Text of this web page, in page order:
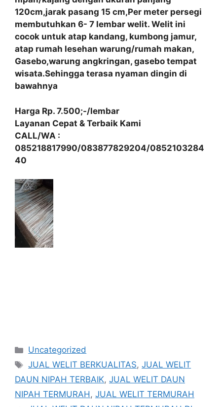
120cm,jarak pasang 15 cm,Per meter persegi
membutuhkan 6- 7 lembar welit. Welit ini
cocok untuk atap kandang, kumbong jamur,
atap rumah lesehan warung/rumah makan,
Gasebo,warung angkringan, gasebo tempat
wisata.Sehingga terasa nyaman dingin di
bawahnya
Harga Rp. 7.500;-/lembar
Layanan Cepat & Terbaik Kami
CALL/WA :
085218817990/083877829204/0852103284
40
Kategori
Uncategorized
Tag
JUAL WELIT BERKUALITAS,JUAL WELIT
DAUN NIPAH TERBAIK, JUAL WELIT DAUN
NIPAH TERMURAH, JUAL WELIT TERMURAH